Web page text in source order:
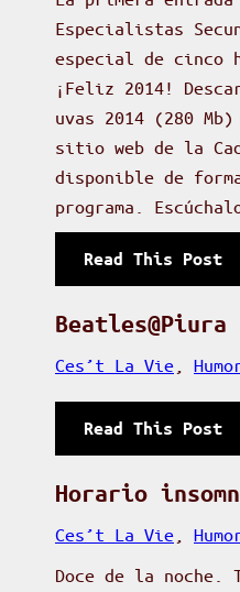
Especialistas
especial de cinco
¡Feliz 2014!
uvas 2014 (280
sitio web de la
disponible de
programa.
Read This Post:
A
p
r
u
v
s
Beatles@Piura
Ces’t La Vie
Read This Post:
B
e
t
Horario
Ces’t La Vie
Doce de la noche.